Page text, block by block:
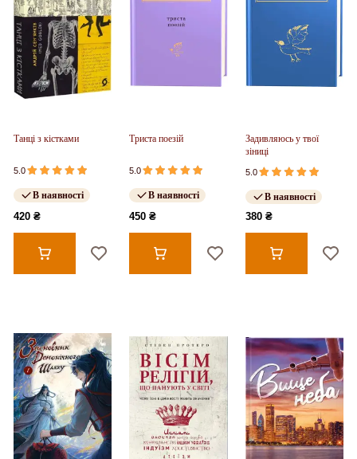
Танці з кістками
5.0
В наявності
420 ₴
Триста поезій
5.0
В наявності
450 ₴
Задивляюсь у твої
зіниці
5.0
В наявності
380 ₴